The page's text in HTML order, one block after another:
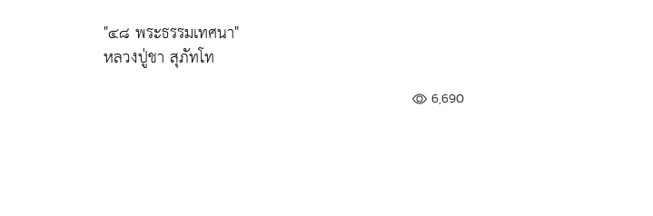
"๔๘ พระธรรมเทศนา"
หลวงปู่ชา สุภัทโท
6,690